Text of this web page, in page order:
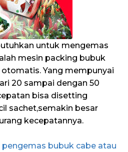
untuk mengemas
mesin packing bubuk
Yang mempunyai
20 sampai dengan 50
bisa disetting
sachet,semakin besar
kecepatannya.
pengemas bubuk cabe atau